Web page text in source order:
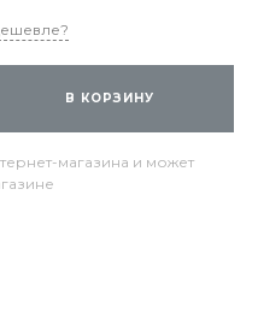
В КОРЗИНУ
магазина и может